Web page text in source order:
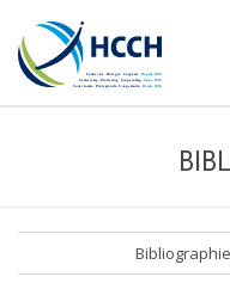
Bibliographie